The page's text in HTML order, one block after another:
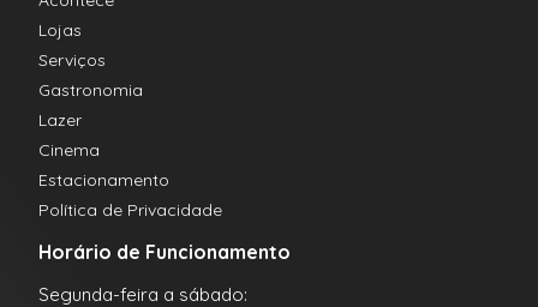
Lojas
Serviços
Gastronomia
Lazer
Cinema
Estacionamento
Política de Privacidade
Horário de Funcionamento
Segunda-feira a sábado: